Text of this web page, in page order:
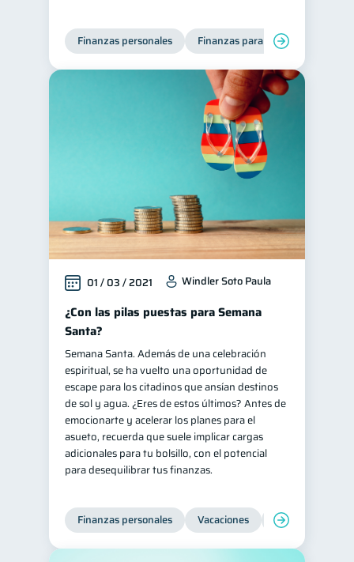
Finanzas personales Finanzas para mujeres
01 / 03 / 2021 Windler Soto Paula
¿Con las pilas puestas para Semana
Santa?
Semana Santa. Además de una celebración
espiritual, se ha vuelto una oportunidad de
escape para los citadinos que ansían destinos
de sol y agua. ¿Eres de estos últimos? Antes de
emocionarte y acelerar los planes para el
asueto, recuerda que suele implicar cargas
adicionales para tu bolsillo, con el potencial
para desequilibrar tus finanzas.
Finanzas personales Vacaciones Organización